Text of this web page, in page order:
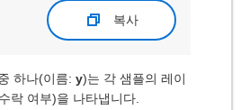
복사
하나(이름: y)는 각 샘플의 레이
락 여부)을 나타냅니다.